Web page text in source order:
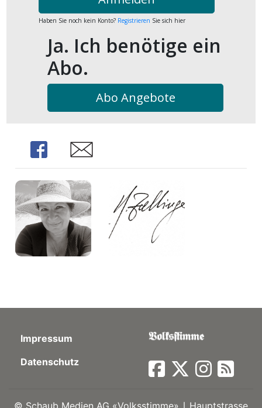
Haben Sie noch kein Konto? Registrieren Sie sich hier
Ja. Ich benötige ein
Abo.
Abo Angebote
Share Share
Impressum
Datenschutz
© Schaub Medien AG «Volksstimme» ∣ Hauptstrasse